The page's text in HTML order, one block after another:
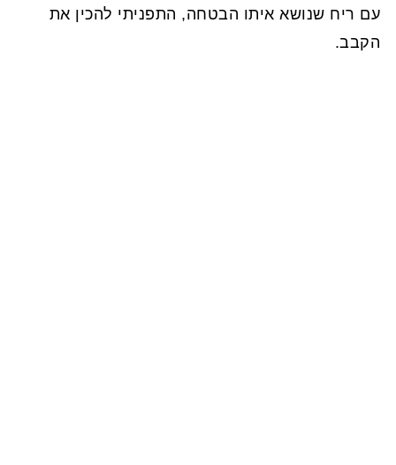
עם ריח שנושא איתו הבטחה, התפניתי להכין את
הקבב.